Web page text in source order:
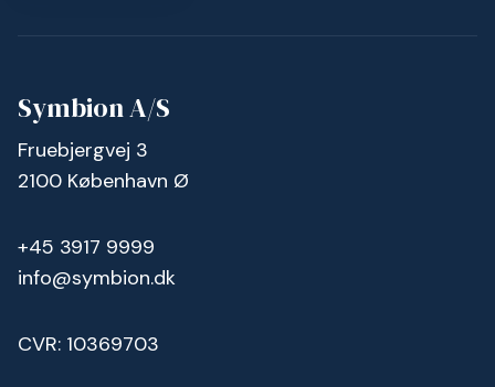
Symbion A/S
Fruebjergvej 3
2100 København Ø
+45 3917 9999
info@symbion.dk
CVR: 10369703